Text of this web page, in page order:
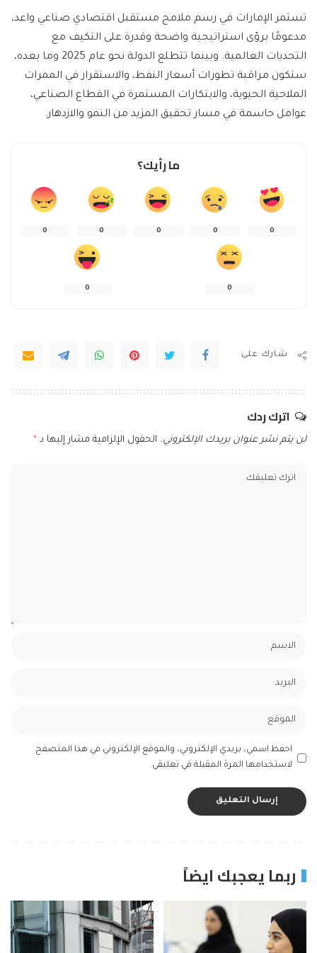
تستمر الإمارات في رسم ملامح مستقبل اقتصادي صناعي واعد،
مدعومًا برؤى استراتيجية واضحة وقدرة على التكيف مع
التحديات العالمية. وبينما تتطلع الدولة نحو عام 2025 وما بعده،
ستكون مراقبة تطورات أسعار النفط، والاستقرار في الممرات
الملاحية الحيوية، والابتكارات المستمرة في القطاع الصناعي،
عوامل حاسمة في مسار تحقيق المزيد من النمو والازدهار.
ما رأيك؟
0
0
0
0
0
0
0
شارك على
اترك ردك
لن يتم نشر عنوان بريدك الإلكتروني. الحقول الإلزامية مشار إليها بـ *
احفظ اسمي، بريدي الإلكتروني، والموقع الإلكتروني في هذا المتصفح
لاستخدامها المرة المقبلة في تعليقي.
ربما يعجبك ايضاً